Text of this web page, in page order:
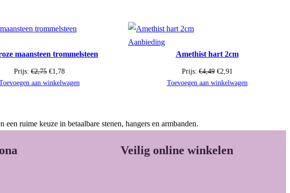
maansteen trommelsteen
Prijs:€2,75 Oorspronkelijke
prijs
€1,78Huidige
prijs
aan winkelwagen
AanbiedingProduct
uitverkoop
Amethist hart 2cm
Prijs:€4,49 Oorspronkelijke
prijs
€2,91
prijs
Toevoegen aan winkelwagen
ruime keuze in betaalbare stenen, hangers en armbanden.
Veilig online winkelen